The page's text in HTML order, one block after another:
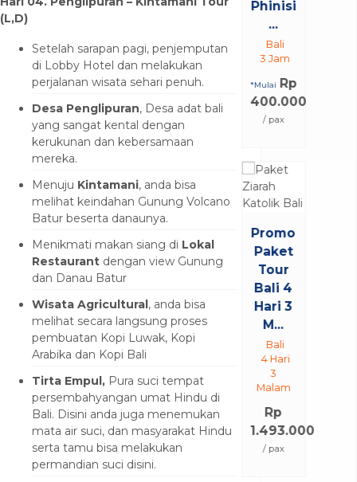
(L,D)
Setelah sarapan pagi, penjemputan
di Lobby Hotel dan melakukan
perjalanan wisata sehari penuh.
Desa Penglipuran, Desa adat bali
yang sangat kental dengan
kerukunan dan kebersamaan
mereka.
Menuju Kintamani, anda bisa
melihat keindahan Gunung Volcano
Batur beserta danaunya.
Menikmati makan siang di Lokal
Restaurant dengan view Gunung
dan Danau Batur
Wisata Agricultural, anda bisa
melihat secara langsung proses
pembuatan Kopi Luwak, Kopi
Arabika dan Kopi Bali
Tirta Empul, Pura suci tempat
persembahyangan umat Hindu di
Bali. Disini anda juga menemukan
mata air suci, dan masyarakat Hindu
serta tamu bisa melakukan
permandian suci disini.
Phinisi
Rp
400.000
Promo
Paket
Tour
Bali 4
Hari 3
1.493.000